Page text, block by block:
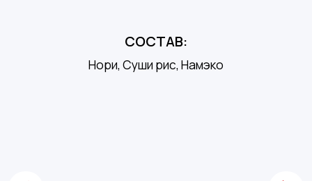
СОСТАВ:
Нори, Суши рис, Намэко